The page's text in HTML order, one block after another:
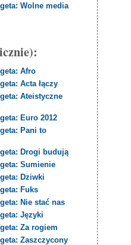
Wolne media
Afro
Acta łączy
Ateistyczne
Euro 2012
Pani to
Drogi budują
Sumienie
Dziwki
Fuks
Nie stać nas
Języki
Za rogiem
Zaszczycony